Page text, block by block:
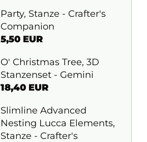
Party, Stanze - Crafter's
Companion
5,50 EUR
O' Christmas Tree, 3D
Stanzenset - Gemini
18,40 EUR
Slimline Advanced
Nesting Lucca Elements,
Stanze - Crafter's